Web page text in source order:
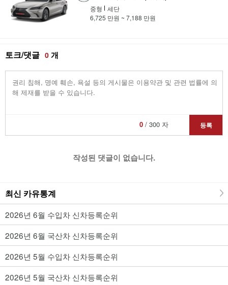
중형
세단
6,725 만원 ~ 7,188 만원
토크/댓글 0 개
0/ 300 자 등록
작성된 댓글이 없습니다.
최신 카유통계
2026년 6월 수입차 신차등록순위
2026년 6월 국산차 신차등록순위
2026년 5월 수입차 신차등록순위
2026년 5월 국산차 신차등록순위